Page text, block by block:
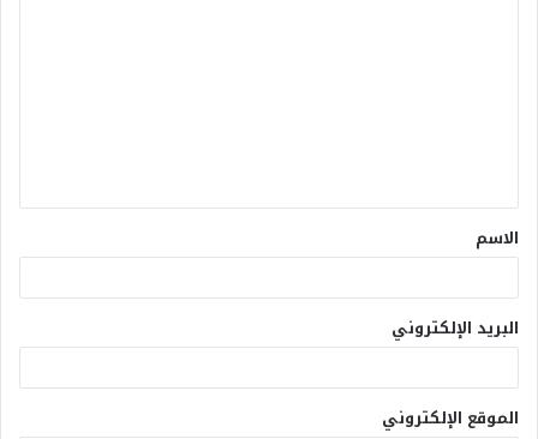
الاسم
البريد الإلكتروني
الموقع الإلكتروني